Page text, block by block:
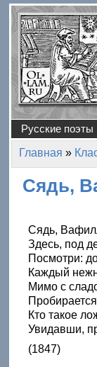
содержанию
Русские поэты
Вы здесь
Главная »
Сядь,
Сядь,
Здесь, под
Посмотри:
Каждый
Мимо с
Кто такое
Увидавши,
(1847)